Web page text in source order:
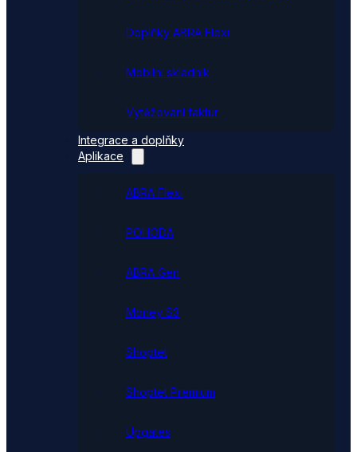
Doplňky ABRA Flexi
Mobilní skladník
Vytěžování faktur
Integrace a doplňky
Aplikace
ABRA Flexi
POHODA
ABRA Gen
Money S3
Shoptet
Shoptet Premium
Upgates